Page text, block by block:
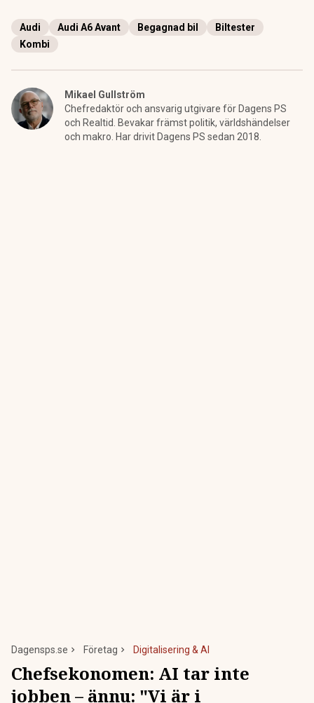
Audi Audi A6 Avant Begagnad bil
Biltester
Kombi
Mikael Gullström
Chefredaktör och ansvarig utgivare för Dagens PS
och Realtid. Bevakar främst politik, världshändelser
och makro. Har drivit Dagens PS sedan 2018.
Dagensps.se Företag Digitalisering & AI
Chefsekonomen: AI tar inte
jobben – ännu: "Vi är i